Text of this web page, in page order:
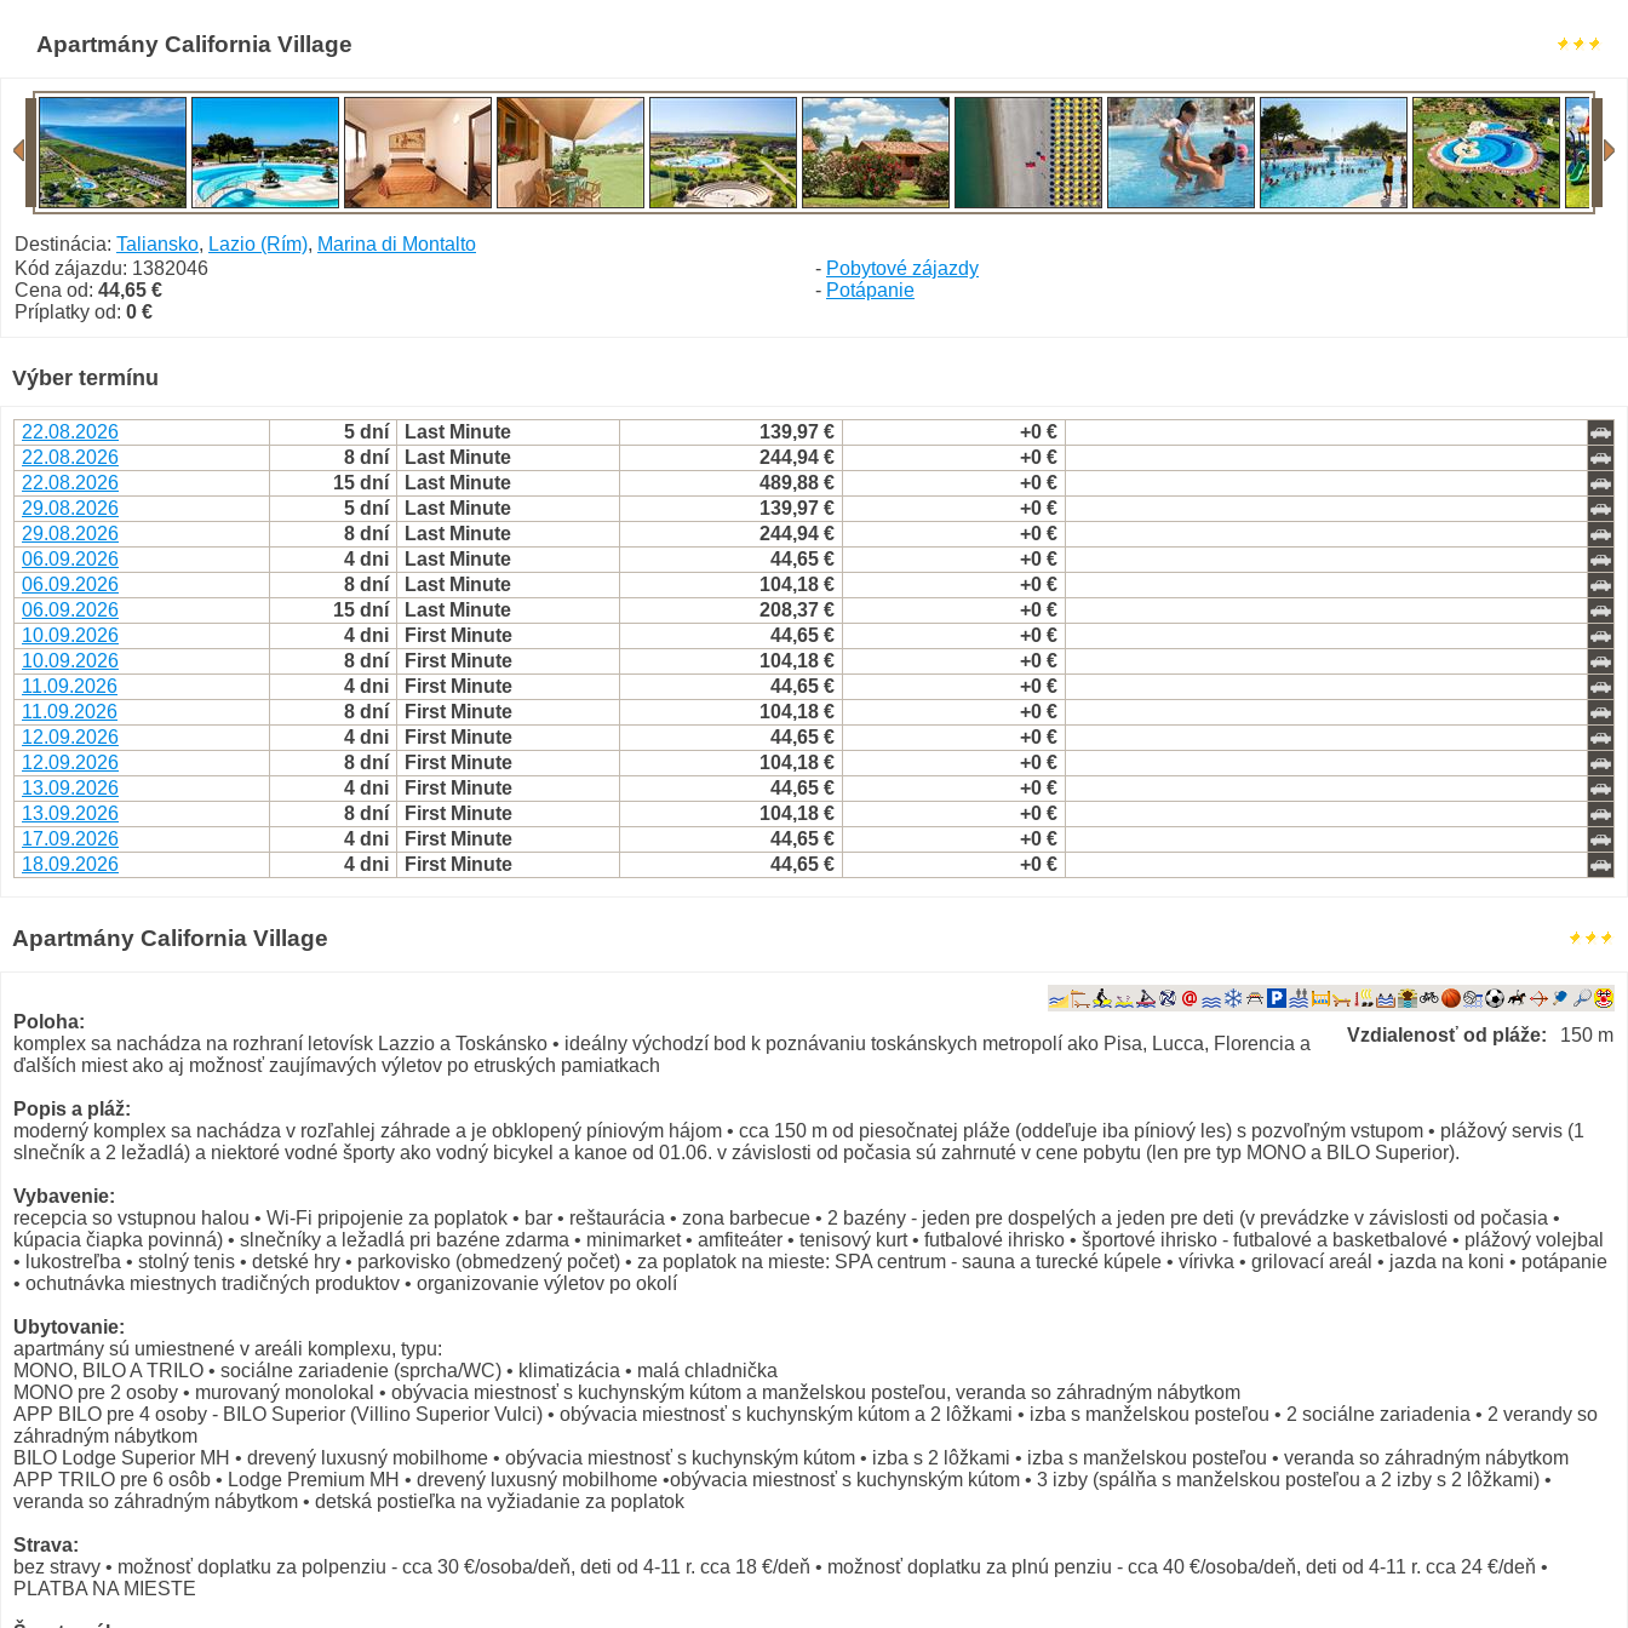
Apartmány California Village
Destinácia: Taliansko, Lazio (Rím), Marina di Montalto
Kód zájazdu: 1382046
Cena od: 44,65 €
Príplatky od: 0 €
- Pobytové zájazdy
- Potápanie
Výber termínu
22.08.2026 5 dní Last Minute 139,97 €
+0 €
22.08.2026
8 dní Last Minute 244,94 €
+0 €
22.08.2026
15 dní Last Minute 489,88 €
+0 €
29.08.2026
5 dní Last Minute 139,97 €
+0 €
29.08.2026
8 dní Last Minute 244,94 €
+0 €
06.09.2026
4 dni Last Minute 44,65 €
+0 €
06.09.2026
8 dní Last Minute 104,18 €
+0 €
06.09.2026
15 dní Last Minute 208,37 €
+0 €
10.09.2026
4 dni First Minute 44,65 €
+0 €
10.09.2026
8 dní First Minute 104,18 €
+0 €
11.09.2026
4 dni First Minute 44,65 €
+0 €
11.09.2026
8 dní First Minute 104,18 €
+0 €
12.09.2026
4 dni First Minute 44,65 €
+0 €
12.09.2026
8 dní First Minute 104,18 €
+0 €
13.09.2026
4 dni First Minute 44,65 €
+0 €
13.09.2026
8 dní First Minute 104,18 €
+0 €
17.09.2026
4 dni First Minute 44,65 €
+0 €
18.09.2026
4 dni First Minute 44,65 € +0 €
Apartmány California Village
Vzdialenosť od pláže: 150 m
Poloha:
komplex sa nachádza na rozhraní letovísk Lazzio a Toskánsko • ideálny východzí bod k poznávaniu toskánskych metropolí ako Pisa, Lucca, Florencia a
ďalších miest ako aj možnosť zaujímavých výletov po etruských pamiatkach
Popis a pláž:
moderný komplex sa nachádza v rozľahlej záhrade a je obklopený píniovým hájom • cca 150 m od piesočnatej pláže (oddeľuje iba píniový les) s pozvoľným vstupom • plážový servis (1
slnečník a 2 ležadlá) a niektoré vodné športy ako vodný bicykel a kanoe od 01.06. v závislosti od počasia sú zahrnuté v cene pobytu (len pre typ MONO a BILO Superior).
Vybavenie:
recepcia so vstupnou halou • Wi-Fi pripojenie za poplatok • bar • reštaurácia • zona barbecue • 2 bazény - jeden pre dospelých a jeden pre deti (v prevádzke v závislosti od počasia •
kúpacia čiapka povinná) • slnečníky a ležadlá pri bazéne zdarma • minimarket • amfiteáter • tenisový kurt • futbalové ihrisko • športové ihrisko - futbalové a basketbalové • plážový volejbal
• lukostreľba • stolný tenis • detské hry • parkovisko (obmedzený počet) • za poplatok na mieste: SPA centrum - sauna a turecké kúpele • vírivka • grilovací areál • jazda na koni • potápanie
• ochutnávka miestnych tradičných produktov • organizovanie výletov po okolí
Ubytovanie:
apartmány sú umiestnené v areáli komplexu, typu:
MONO, BILO A TRILO • sociálne zariadenie (sprcha/WC) • klimatizácia • malá chladnička
MONO pre 2 osoby • murovaný monolokal • obývacia miestnosť s kuchynským kútom a manželskou posteľou, veranda so záhradným nábytkom
APP BILO pre 4 osoby - BILO Superior (Villino Superior Vulci) • obývacia miestnosť s kuchynským kútom a 2 lôžkami • izba s manželskou posteľou • 2 sociálne zariadenia • 2 verandy so
záhradným nábytkom
BILO Lodge Superior MH • drevený luxusný mobilhome • obývacia miestnosť s kuchynským kútom • izba s 2 lôžkami • izba s manželskou posteľou • veranda so záhradným nábytkom
APP TRILO pre 6 osôb • Lodge Premium MH • drevený luxusný mobilhome •obývacia miestnosť s kuchynským kútom • 3 izby (spálňa s manželskou posteľou a 2 izby s 2 lôžkami) •
veranda so záhradným nábytkom • detská postieľka na vyžiadanie za poplatok
Strava:
bez stravy • možnosť doplatku za polpenziu - cca 30 €/osoba/deň, deti od 4-11 r. cca 18 €/deň • možnosť doplatku za plnú penziu - cca 40 €/osoba/deň, deti od 4-11 r. cca 24 €/deň •
PLATBA NA MIESTE